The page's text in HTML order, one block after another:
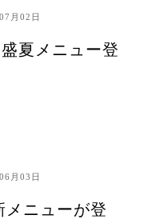
月02日
夏メニュー登
月03日
メニューが登